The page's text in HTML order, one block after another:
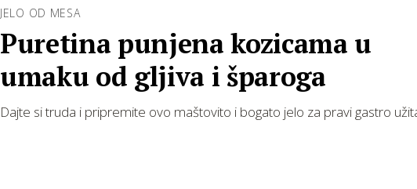
JELO OD MESA
Puretina punjena kozicama u
umaku od gljiva i šparoga
Dajte si truda i pripremite ovo maštovito i bogato jelo za pravi gastro